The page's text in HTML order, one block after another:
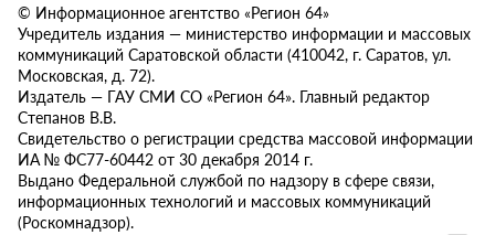
© Информационное агентство «Регион 64»
Учредитель издания — министерство информации и массовых
коммуникаций Саратовской области (410042, г. Саратов, ул.
Московская, д. 72).
Издатель — ГАУ СМИ СО «Регион 64». Главный редактор
Степанов В.В.
Свидетельство о регистрации средства массовой информации
ИА № ФС77-60442 от 30 декабря 2014 г.
Выдано Федеральной службой по надзору в сфере связи,
информационных технологий и массовых коммуникаций
(Роскомнадзор).